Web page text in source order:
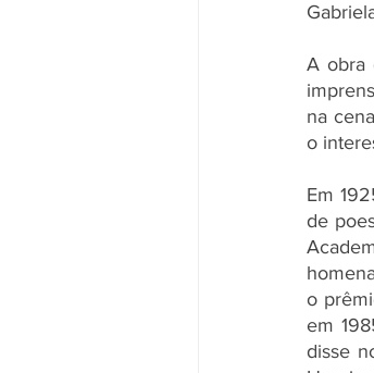
A obra
na
o
Em
de
o
em
disse